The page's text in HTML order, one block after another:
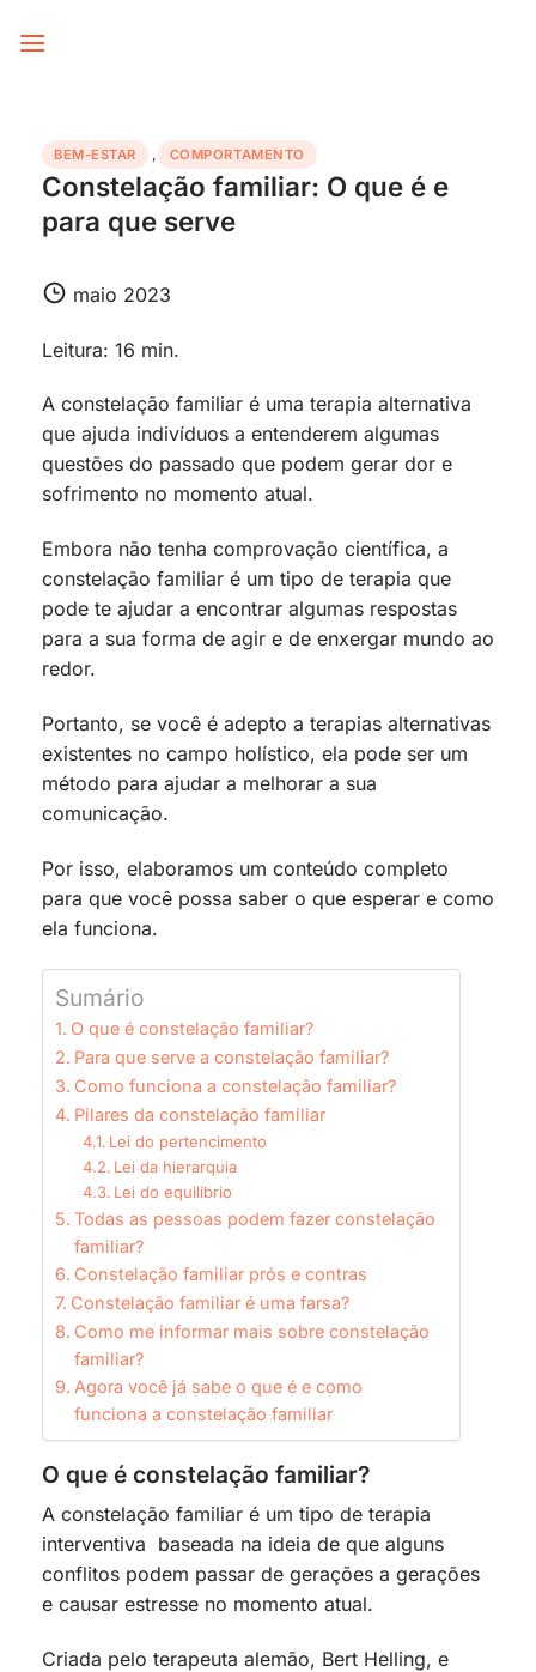
BEM-ESTAR , COMPORTAMENTO
Constelação familiar: O que é e
para que serve
maio 2023
Leitura: 16 min.
A constelação familiar é uma terapia alternativa
que ajuda indivíduos a entenderem algumas
questões do passado que podem gerar dor e
sofrimento no momento atual.
Embora não tenha comprovação científica, a
constelação familiar é um tipo de terapia que
pode te ajudar a encontrar algumas respostas
para a sua forma de agir e de enxergar mundo ao
redor.
Portanto, se você é adepto a terapias alternativas
existentes no campo holístico, ela pode ser um
método para ajudar a melhorar a sua
comunicação.
Por isso, elaboramos um conteúdo completo
para que você possa saber o que esperar e como
ela funciona.
Sumário
O que é constelação familiar?
Para que serve a constelação familiar?
Como funciona a constelação familiar?
Pilares da constelação familiar
Lei do pertencimento
Lei da hierarquia
Lei do equilíbrio
Todas as pessoas podem fazer constelação
familiar?
Constelação familiar prós e contras
Constelação familiar é uma farsa?
Como me informar mais sobre constelação
familiar?
Agora você já sabe o que é e como
funciona a constelação familiar
O que é constelação familiar?
A constelação familiar é um tipo de terapia
interventiva baseada na ideia de que alguns
conflitos podem passar de gerações a gerações
e causar estresse no momento atual.
Criada pelo terapeuta alemão, Bert Helling, e